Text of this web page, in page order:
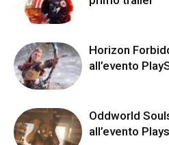
Horizon
all’evento
Oddworld
all’evento